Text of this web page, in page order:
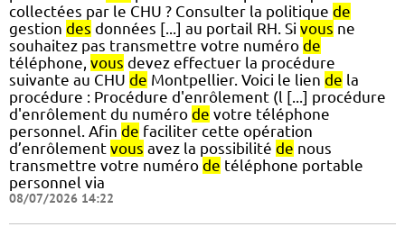
collectées par le CHU ? Consulter la politique de
gestion des données [...] au portail RH. Si vous ne
souhaitez pas transmettre votre numéro de
téléphone, vous devez effectuer la procédure
suivante au CHU de Montpellier. Voici le lien de la
procédure : Procédure d'enrôlement (l [...] procédure
d'enrôlement du numéro de votre téléphone
personnel. Afin de faciliter cette opération
d’enrôlement vous avez la possibilité de nous
transmettre votre numéro de téléphone portable
personnel via
08/07/2026 14:22